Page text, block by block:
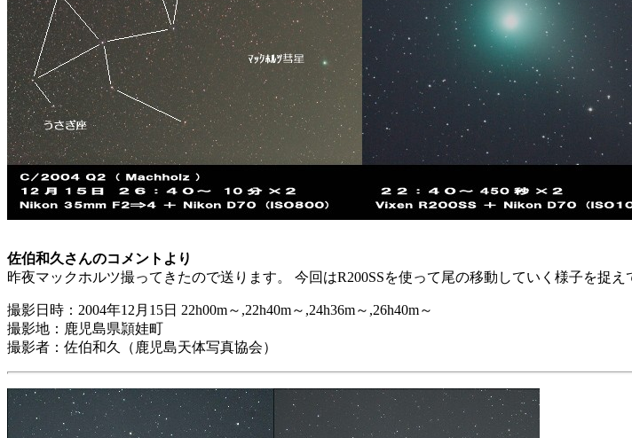
佐伯和久さんのコメントより
昨夜マックホルツ撮ってきたので送ります。 今回はR200SSを使って尾の移動していく様子を捉
撮影日時：2004年12月15日 22h00m～,22h40m～,24h36m～,26h40m～
撮影地：鹿児島県頴娃町
撮影者：佐伯和久（鹿児島天体写真協会）